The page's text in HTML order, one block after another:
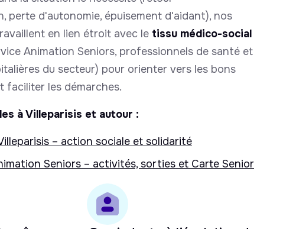
perte d'autonomie, épuisement d'aidant), nos
en lien étroit avec le tissu médico-social
Animation Seniors, professionnels de santé et
du secteur) pour orienter vers les bons
faciliter les démarches.
à Villeparisis et autour :
– action sociale et solidarité
Seniors – activités, sorties et Carte Senior